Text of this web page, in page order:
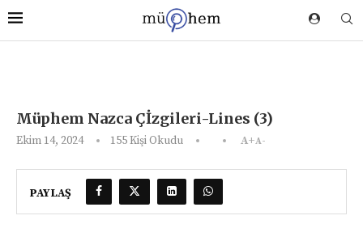
Müphem Nazca Çİzgileri-Lines (3)
Ekim 14, 2024 155Kişi Okudu A+A-
PAYLAŞ